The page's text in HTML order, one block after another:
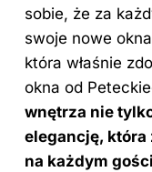
sobie, że za
swoje nowe
która właśnie
okna od
wnętrza nie
elegancję,
na każdym